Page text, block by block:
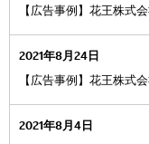
【広告事例】花王株式
2021年8月24日
【広告事例】花王株式
2021年8月4日